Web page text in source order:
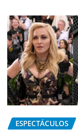
ESPECTÁCULOS